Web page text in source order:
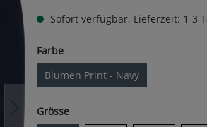
Sofort verfügbar, Lieferzeit: 1-3
Farbeauswählen
Blumen Print - Navy
Grösseauswählen